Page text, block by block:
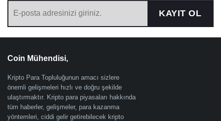
KAYIT OL
Coin Mühendisi,
Kripto Para Topluluğunun amacı sizlere
önemli gelişmeleri hızlı ve doğru şekilde
ulaştırmaktır. Kripto para piyasaları hakkında
tüm haberler, gelişmeler, para kazanma
yöntemleri, ciddi gelir getirebilecek kripto